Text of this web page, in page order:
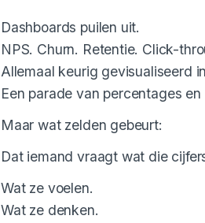
Dashboards puilen uit.
NPS. Churn. Retentie. Click-
Allemaal keurig gevisualiseerd
Een parade van percentages en
Maar wat zelden gebeurt:
Dat iemand vraagt wat die
Wat ze voelen.
Wat ze denken.